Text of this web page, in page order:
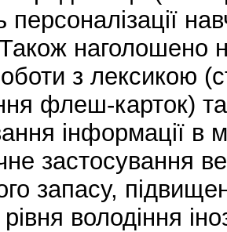
Також наголошено
з лексикою
флеш-карток)
інформації
застосування
запасу,
володіння